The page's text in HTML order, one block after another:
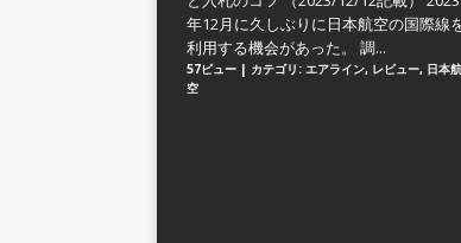
年12月に久しぶりに日本航空の国際線
利用する機会があった。 調...
57ビュー | カテゴリ: エアライン, レビュー, 日本航
空